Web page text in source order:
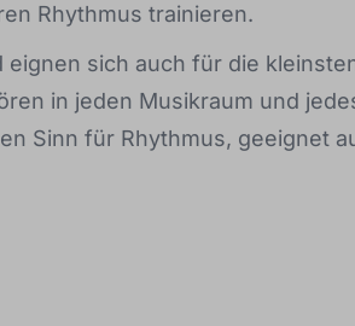
Rhythmus trainieren.
sich auch für die
in jeden Musikraum und
Sinn für Rhythmus, geeignet